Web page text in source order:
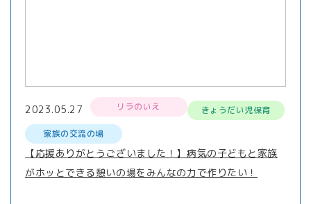
2023.05.27 リラのいえ
きょうだい児保育
家族の交流の場
【応援ありがとうございました！】病気の子どもと家族
がホッとできる憩いの場をみんなの力で作りたい！